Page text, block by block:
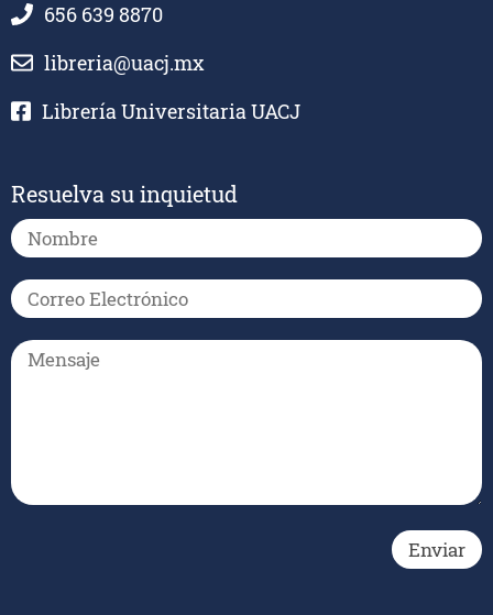
656 639 8870
libreria@uacj.mx
Librería Universitaria UACJ
Resuelva su inquietud